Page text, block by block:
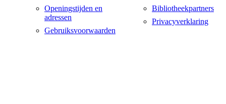
Openingstijden en
adressen
Gebruiksvoorwaarden
Bibliotheekpartners
Privacyverklaring